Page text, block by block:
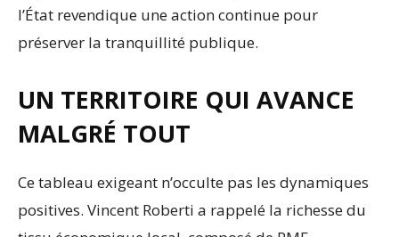
l’État revendique une action continue pour
préserver la tranquillité publique.
UN TERRITOIRE QUI AVANCE
MALGRÉ TOUT
Ce tableau exigeant n’occulte pas les dynamiques
positives. Vincent Roberti a rappelé la richesse du